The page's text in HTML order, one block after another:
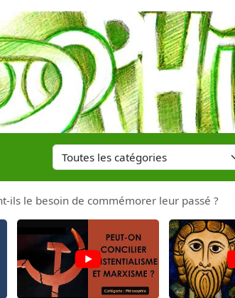
ils le besoin de commémorer leur passé ?